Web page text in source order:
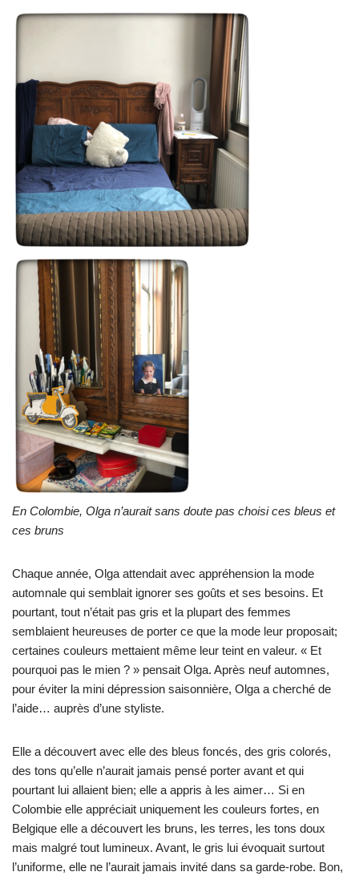
En Colombie, Olga n’aurait sans doute pas choisi ces bleus et
ces bruns
Chaque année, Olga attendait avec appréhension la mode
automnale qui semblait ignorer ses goûts et ses besoins. Et
pourtant, tout n’était pas gris et la plupart des femmes
semblaient heureuses de porter ce que la mode leur proposait;
certaines couleurs mettaient même leur teint en valeur. « Et
pourquoi pas le mien ? » pensait Olga. Après neuf automnes,
pour éviter la mini dépression saisonnière, Olga a cherché de
l’aide… auprès d’une styliste.
Elle a découvert avec elle des bleus foncés, des gris colorés,
des tons qu’elle n’aurait jamais pensé porter avant et qui
pourtant lui allaient bien; elle a appris à les aimer… Si en
Colombie elle appréciait uniquement les couleurs fortes, en
Belgique elle a découvert les bruns, les terres, les tons doux
mais malgré tout lumineux. Avant, le gris lui évoquait surtout
l’uniforme, elle ne l’aurait jamais invité dans sa garde-robe. Bon,